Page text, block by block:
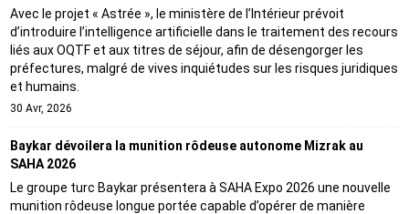
Avec le projet « Astrée », le ministère de l’Intérieur prévoit
d’introduire l’intelligence artificielle dans le traitement des recours
liés aux OQTF et aux titres de séjour, afin de désengorger les
préfectures, malgré de vives inquiétudes sur les risques juridiques
et humains.
30 Avr, 2026
Baykar dévoilera la munition rôdeuse autonome Mizrak au
SAHA 2026
Le groupe turc Baykar présentera à SAHA Expo 2026 une nouvelle
munition rôdeuse longue portée capable d’opérer de manière